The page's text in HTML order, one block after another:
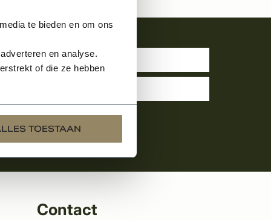
te bieden en om ons
en analyse.
of die ze hebben
TOESTAAN
Contact